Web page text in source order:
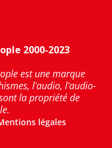
2000-2023
est une marque
l'audio, l'audio-
la propriété de
légales